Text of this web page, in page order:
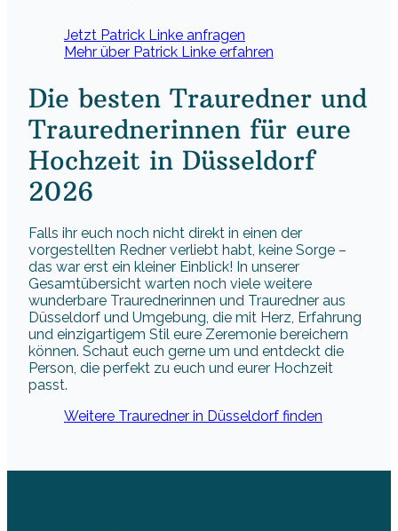
Jetzt Patrick Linke anfragen
Mehr über Patrick Linke erfahren
Die besten Trauredner und
Traurednerinnen für eure
Hochzeit in Düsseldorf
2026
Falls ihr euch noch nicht direkt in einen der
vorgestellten Redner verliebt habt, keine Sorge –
das war erst ein kleiner Einblick! In unserer
Gesamtübersicht warten noch viele weitere
wunderbare Traurednerinnen und Trauredner aus
Düsseldorf und Umgebung, die mit Herz, Erfahrung
und einzigartigem Stil eure Zeremonie bereichern
können. Schaut euch gerne um und entdeckt die
Person, die perfekt zu euch und eurer Hochzeit
passt.
Weitere Trauredner in Düsseldorf finden